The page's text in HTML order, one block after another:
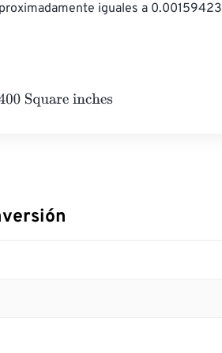
iguales a 0.00159423
inches